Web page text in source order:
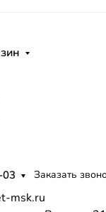
Заказать
msk.ru